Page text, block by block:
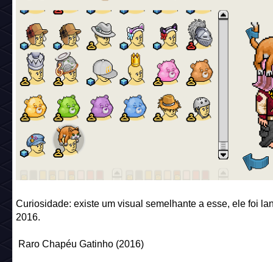
Curiosidade: existe um visual semelhante a esse, ele foi
2016.
Raro Chapéu Gatinho (2016)